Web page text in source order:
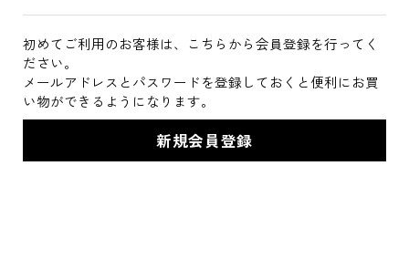
初めてご利用のお客様は、こちらから会員登録を行ってく
ださい。
メールアドレスとパスワードを登録しておくと便利にお買
い物ができるようになります。